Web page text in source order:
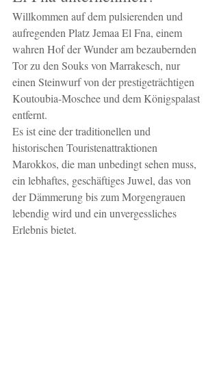
Willkommen auf dem pulsierenden und
aufregenden Platz Jemaa El Fna, einem
wahren Hof der Wunder am bezaubernden
Tor zu den Souks von Marrakesch, nur
einen Steinwurf von der prestigeträchtigen
Koutoubia-Moschee und dem Königspalast
entfernt.
Es ist eine der traditionellen und
historischen Touristenattraktionen
Marokkos, die man unbedingt sehen muss,
ein lebhaftes, geschäftiges Juwel, das von
der Dämmerung bis zum Morgengrauen
lebendig wird und ein unvergessliches
Erlebnis bietet.